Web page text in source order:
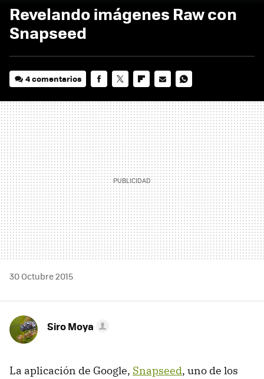
Revelando imágenes Raw con
Snapseed
4 comentarios
MAIL
30 Octubre 2015
Siro Moya
La aplicación de Google, Snapseed, uno de los